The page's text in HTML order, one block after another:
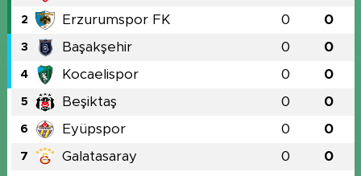
2 Erzurumspor FK 0 0
3 Başakşehir 0 0
4 Kocaelispor 0 0
5 Beşiktaş 0 0
6 Eyüpspor 0 0
7 Galatasaray 0 0